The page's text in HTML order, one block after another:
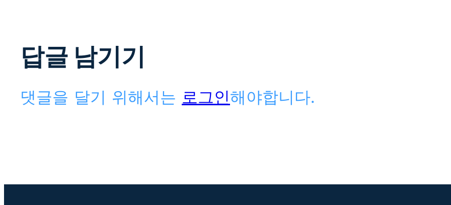
답글 남기기
댓글을 달기 위해서는 로그인해야합니다.